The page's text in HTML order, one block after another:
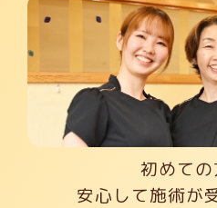
初めての
安心して施術が